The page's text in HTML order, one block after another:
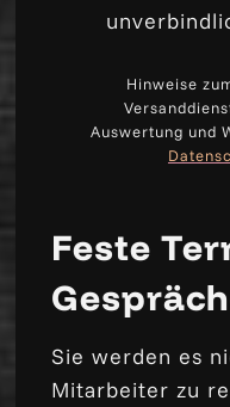
Hinweise
Auswertung und
Feste
Sie werden es
Mitarbeiter zu